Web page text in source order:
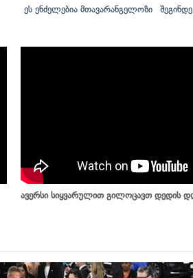
ეს ენძელებია მთავარანგელოზი შეგინდე
ავერსი სიყვარულით გილოცავთ დედის